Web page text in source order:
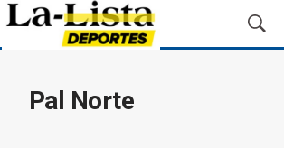
M
o
Pal Norte